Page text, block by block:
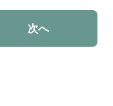
次へ